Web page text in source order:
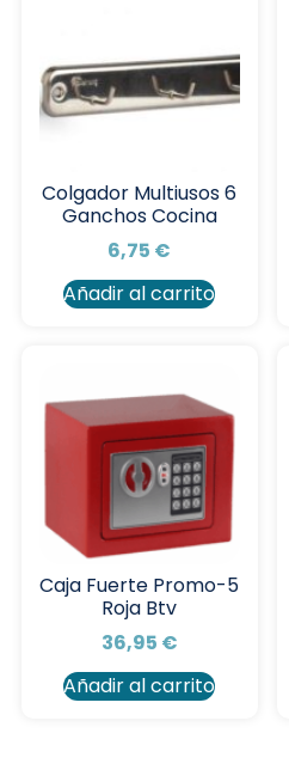
Colgador Multiusos 6
Ganchos Cocina
6,75 €
Añadir al carrito
Caja Fuerte Promo-5
Roja Btv
36,95 €
Añadir al carrito